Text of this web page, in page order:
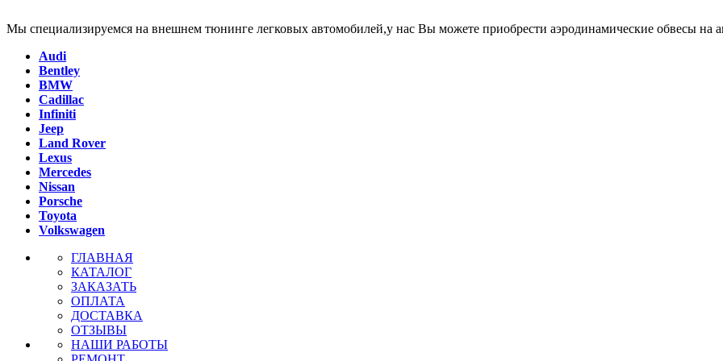
Мы специализируемся на внешнем тюнинге легковых автомобилей,у нас Вы можете приобрести аэродинамические обвесы на
Audi
Bentley
BMW
Cadillac
Infiniti
Jeep
Land Rover
Lexus
Mercedes
Nissan
Porsche
Toyota
Volkswagen
ГЛАВНАЯ
КАТАЛОГ
ЗАКАЗАТЬ
ОПЛАТА
ДОСТАВКА
ОТЗЫВЫ
НАШИ РАБОТЫ